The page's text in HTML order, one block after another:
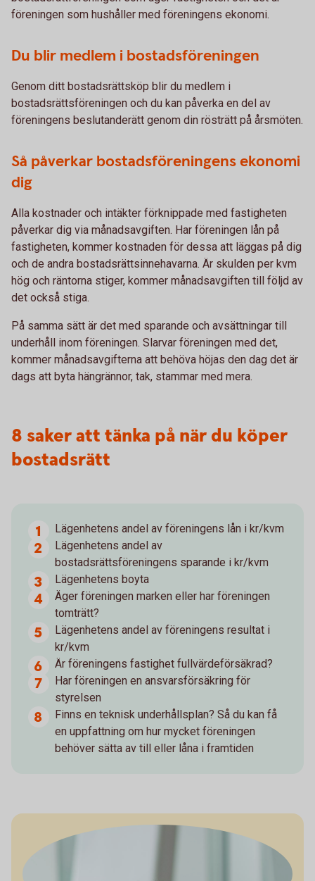
föreningen som hushåller med föreningens ekonomi.
Du blir medlem i bostadsföreningen
Genom ditt bostadsrättsköp blir du medlem i
bostadsrättsföreningen och du kan påverka en del av
föreningens beslutanderätt genom din rösträtt på årsmöten.
Så påverkar bostadsföreningens ekonomi
dig
Alla kostnader och intäkter förknippade med fastigheten
påverkar dig via månadsavgiften. Har föreningen lån på
fastigheten, kommer kostnaden för dessa att läggas på dig
och de andra bostadsrättsinnehavarna. Är skulden per kvm
hög och räntorna stiger, kommer månadsavgiften till följd av
det också stiga.
På samma sätt är det med sparande och avsättningar till
underhåll inom föreningen. Slarvar föreningen med det,
kommer månadsavgifterna att behöva höjas den dag det är
dags att byta hängrännor, tak, stammar med mera.
8 saker att tänka på när du köper
bostadsrätt
Lägenhetens andel av föreningens lån i kr/kvm
Lägenhetens andel av
bostadsrättsföreningens sparande i kr/kvm
Lägenhetens boyta
Äger föreningen marken eller har föreningen
tomträtt?
Lägenhetens andel av föreningens resultat i
kr/kvm
Är föreningens fastighet fullvärdeförsäkrad?
Har föreningen en ansvarsförsäkring för
styrelsen
Finns en teknisk underhållsplan? Så du kan få
en uppfattning om hur mycket föreningen
behöver sätta av till eller låna i framtiden